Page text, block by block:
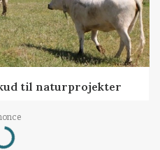
til naturprojekter